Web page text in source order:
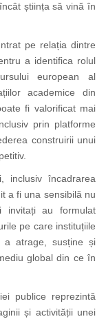
știința să vină în
pe relația dintre
a identifica rolul
european al
academice din
fi valorificat mai
prin platforme
construirii unui
inclusiv încadrarea
a fi una sensibilă nu
invitați au formulat
pe care instituțiile
a atrage, susține și
global din ce în
publice reprezintă
și activității unei